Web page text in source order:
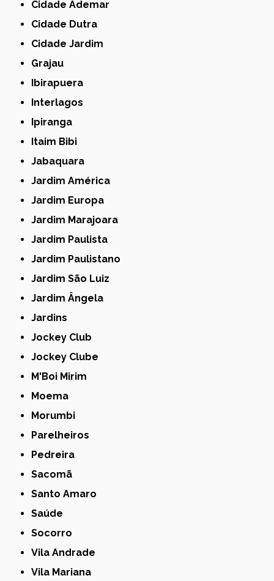
Cidade Ademar
Cidade Dutra
Cidade Jardim
Grajau
Ibirapuera
Interlagos
Ipiranga
Itaim Bibi
Jabaquara
Jardim América
Jardim Europa
Jardim Marajoara
Jardim Paulista
Jardim Paulistano
Jardim São Luiz
Jardim Ângela
Jardins
Jockey Club
Jockey Clube
M'Boi Mirim
Moema
Morumbi
Parelheiros
Pedreira
Sacomã
Santo Amaro
Saúde
Socorro
Vila Andrade
Vila Mariana